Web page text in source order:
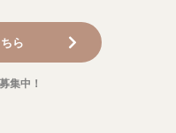
ら
集中！